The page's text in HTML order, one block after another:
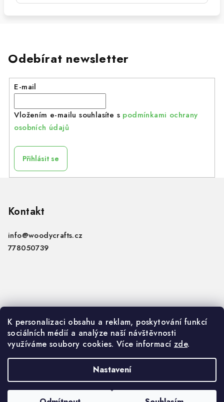
K personalizaci obsahu a reklam, poskytování funkcí
sociálních médií a analýze naší návštěvnosti
využíváme soubory cookies. Více informací zde.
Nastavení
Odebírat newsletter
E-mail
Vložením e-mailu souhlasíte s podmínkami ochrany
osobních údajů
Přihlásit se
Kontakt
info@woodycrafts.cz
778050739
VOP
GDPR
Copyright 2026Woody Crafts B2B. Všechna práva
vyhrazena.Upravit nastavení cookies